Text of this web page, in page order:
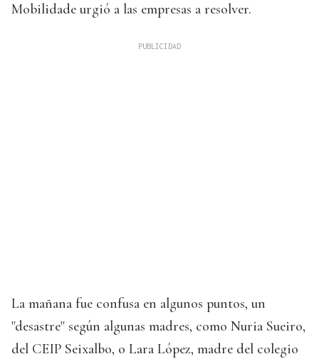
Mobilidade urgió a las empresas a resolver.
La mañana fue confusa en algunos puntos, un
"desastre" según algunas madres, como Nuria Sueiro,
del CEIP Seixalbo, o Lara López, madre del colegio